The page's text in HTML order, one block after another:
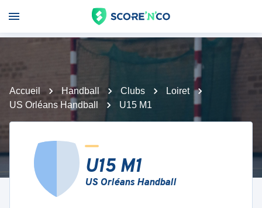
Accueil Handball Clubs
Loiret
US Orléans Handball
U15 M1
U15 M1
US Orléans Handball